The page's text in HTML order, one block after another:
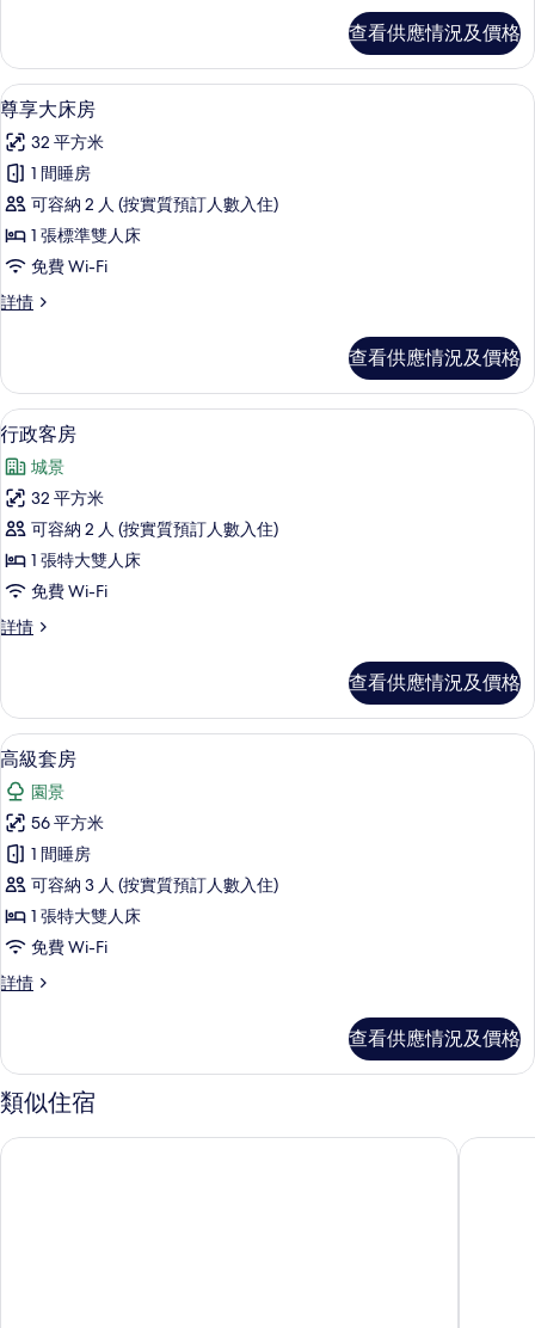
的
相
片
房
詳
情
查看供應情況及價格
載
入
所
有
尊
享
大
床
的
相
片
尊享大床房 | 埃及棉床單、高級寢具
6
尊享大床房
32 平方米
1 間睡房
可容納 2 人 (按實質預訂人數入住)
1 張標準雙人床
免費 Wi-Fi
詳情
尊
房
詳
情
查看供應情況及價格
載
入
所
有
行
政
客
房
相
片
行政客房 | 埃及棉床單、高級寢具、
6
行政客房
城景
32 平方米
可容納 2 人 (按實質預訂人數入住)
1 張特大雙人床
免費 Wi-Fi
詳情
行
詳
情
查看供應情況及價格
載
入
所
有
高
級
套
房
的
片
高級套房 | 埃及棉床單、高級寢具、
7
高級套房
園景
56 平方米
1 間睡房
可容納 3 人 (按實質預訂人數入住)
1 張特大雙人床
免費 Wi-Fi
詳情
高
詳
情
查看供應情況及價格
類似住宿
上海錦江飯店 上海大